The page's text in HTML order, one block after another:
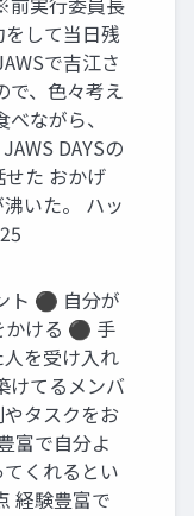
して当日残
で吉江さ
で、色々考え
ながら、
DAYSの
た おかげ
いた。 ハッ
ト ⚫ 自分が
かける ⚫ 手
を受け入れ
けてるメンバ
タスクをお
富で自分よ
くれるとい
経験豊富で